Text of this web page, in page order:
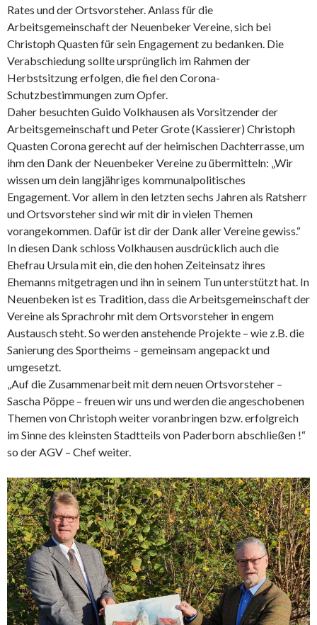
Rates und der Ortsvorsteher. Anlass für die
Arbeitsgemeinschaft der Neuenbeker Vereine, sich bei
Christoph Quasten für sein Engagement zu bedanken. Die
Verabschiedung sollte ursprünglich im Rahmen der
Herbstsitzung erfolgen, die fiel den Corona-
Schutzbestimmungen zum Opfer.
Daher besuchten Guido Volkhausen als Vorsitzender der
Arbeitsgemeinschaft und Peter Grote (Kassierer) Christoph
Quasten Corona gerecht auf der heimischen Dachterrasse, um
ihm den Dank der Neuenbeker Vereine zu übermitteln: „Wir
wissen um dein langjähriges kommunalpolitisches
Engagement. Vor allem in den letzten sechs Jahren als Ratsherr
und Ortsvorsteher sind wir mit dir in vielen Themen
vorangekommen. Dafür ist dir der Dank aller Vereine gewiss.“
In diesen Dank schloss Volkhausen ausdrücklich auch die
Ehefrau Ursula mit ein, die den hohen Zeiteinsatz ihres
Ehemanns mitgetragen und ihn in seinem Tun unterstützt hat. In
Neuenbeken ist es Tradition, dass die Arbeitsgemeinschaft der
Vereine als Sprachrohr mit dem Ortsvorsteher in engem
Austausch steht. So werden anstehende Projekte – wie z.B. die
Sanierung des Sportheims – gemeinsam angepackt und
umgesetzt.
„Auf die Zusammenarbeit mit dem neuen Ortsvorsteher –
Sascha Pöppe – freuen wir uns und werden die angeschobenen
Themen von Christoph weiter voranbringen bzw. erfolgreich
im Sinne des kleinsten Stadtteils von Paderborn abschließen !“
so der AGV – Chef weiter.